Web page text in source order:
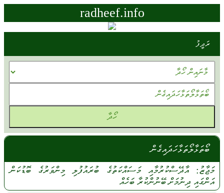
radheef.info
ރަދީފު
ބޯތަޅާލޯތަޅާހަދައިގެން
މަޖާޒު:އާދޭސްކުރުމާއިމަސައްކަތުގެ ބުރައުފުލި މިންވަރުގެބޮޑުކަން
އަންގައި ދިނުމަށްބޭނުންކުރާ ބަހެއް